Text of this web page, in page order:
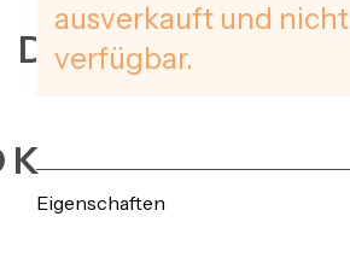
DATES
ausverkauft und nicht
verfügbar.
Eigenschaften